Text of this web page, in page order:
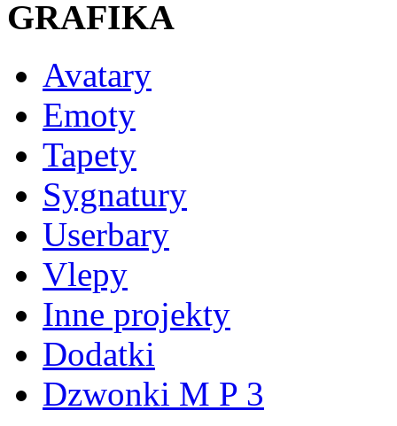
GRAFIKA
Avatary
Emoty
Tapety
Sygnatury
Userbary
Vlepy
Inne projekty
Dodatki
Dzwonki M P 3